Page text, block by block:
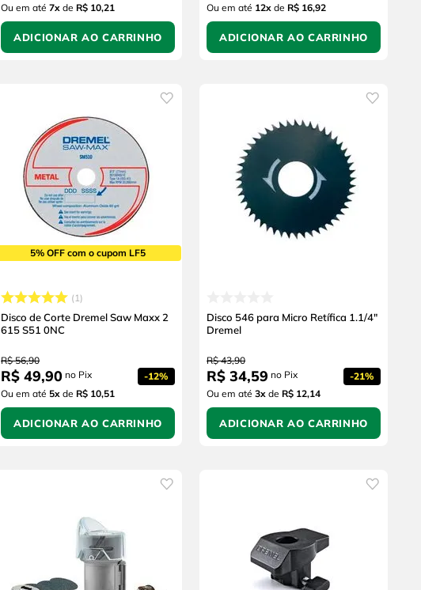
Ou em até 7x de R$ 10,21
ADICIONAR AO CARRINHO
Ou em até 12x de R$ 16,92
ADICIONAR AO CARRINHO
5% OFF com o cupom LF5
1
Disco de Corte Dremel Saw Maxx 2
615 S51 0NC
R$ 56,90
R$ 49,90 no Pix -12%
Ou em até 5x de R$ 10,51
ADICIONAR AO CARRINHO
Disco 546 para Micro Retífica 1.1/4"
Dremel
R$ 43,90
R$ 34,59 no Pix -21%
Ou em até 3x de R$ 12,14
ADICIONAR AO CARRINHO